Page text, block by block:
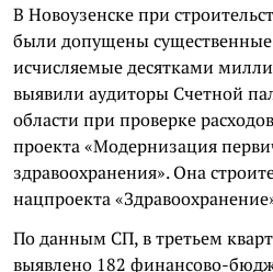
В Новоузенске при
были допущены
исчисляемые десятками
выявили аудиторы Счетной
области при проверке
проекта «Модернизация
здравоохранения». Она
нацпроекта
По данным СП, в третьем
выявлено 182 финансово-